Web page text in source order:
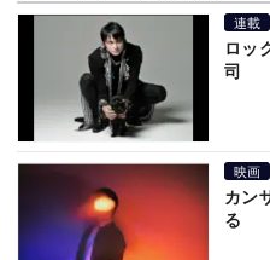
連載
ロッ
司
映画
カン
る